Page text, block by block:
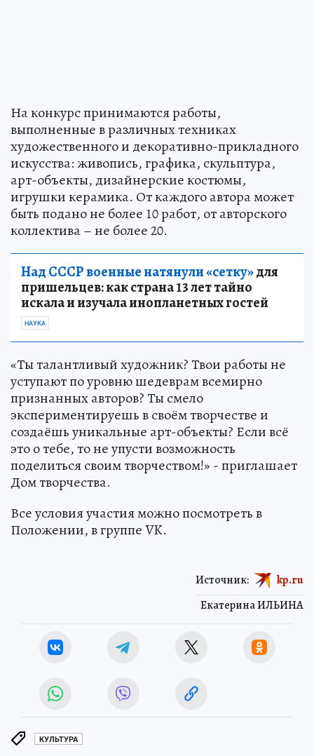
На конкурс принимаются работы,
выполненные в различных техниках
художественного и декоративно-прикладного
искусства: живопись, графика, скульптура,
арт-объекты, дизайнерские костюмы,
игрушки керамика. От каждого автора может
быть подано не более 10 работ, от авторского
коллектива – не более 20.
Над СССР военные натянули «сетку»для
пришельцев: как страна 13 лет тайно
искала и изучала инопланетных гостей
НАУКА
«Ты талантливый художник? Твои работы не
уступают по уровню шедеврам всемирно
признанных авторов? Ты смело
экспериментируешь в своём творчестве и
создаёшь уникальные арт-объекты? Если всё
это о тебе, то не упусти возможность
поделиться своим творчеством!» - приглашает
Дом творчества.
Все условия участия можно посмотреть в
Положении, в группе VK.
Екатерина ИЛЬИНА
Источник: kp.ru
КУЛЬТУРА